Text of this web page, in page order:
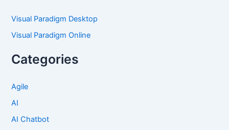
Visual Paradigm Desktop
Visual Paradigm Online
Categories
Agile
AI
AI Chatbot